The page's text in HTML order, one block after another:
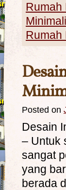
Rumah
Rumah
Posted on
Desain
– Untuk
sangat
yang
berada